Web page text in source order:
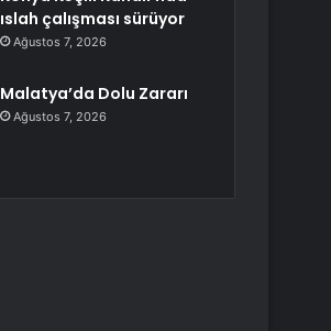
ıslah çalışması sürüyor
Ağustos 7, 2026
Malatya’da Dolu Zararı
Ağustos 7, 2026